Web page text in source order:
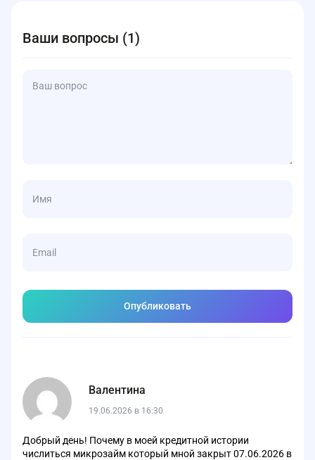
Ваши вопросы (1)
Валентина
19.06.2026 в 16:30
Добрый день! Почему в моей кредитной истории
числиться микрозайм который мной закрыт 07.06.2026 в